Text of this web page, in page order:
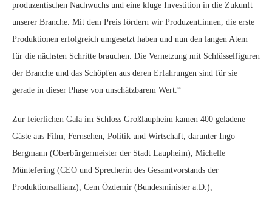
produzentischen Nachwuchs und eine kluge Investition in die Zukunft
unserer Branche. Mit dem Preis fördern wir Produzent:innen, die erste
Produktionen erfolgreich umgesetzt haben und nun den langen Atem
für die nächsten Schritte brauchen. Die Vernetzung mit Schlüsselfiguren
der Branche und das Schöpfen aus deren Erfahrungen sind für sie
gerade in dieser Phase von unschätzbarem Wert.“
Zur feierlichen Gala im Schloss Großlaupheim kamen 400 geladene
Gäste aus Film, Fernsehen, Politik und Wirtschaft, darunter Ingo
Bergmann (Oberbürgermeister der Stadt Laupheim), Michelle
Müntefering (CEO und Sprecherin des Gesamtvorstands der
Produktionsallianz), Cem Özdemir (Bundesminister a.D.),